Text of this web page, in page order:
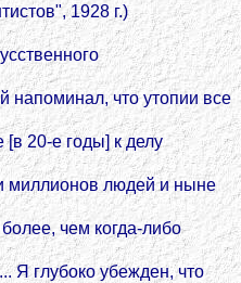
1928 г.)
напоминал, что утопии все
20-е годы] к делу
миллионов людей и ныне
чем когда-либо
Я глубоко убежден, что